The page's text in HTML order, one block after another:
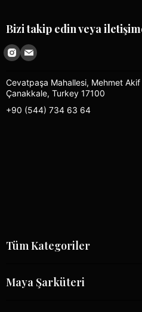
Bizi takip edin veya
Cevatpaşa Mahallesi, Mehmet
Çanakkale, Turkey 17100
+90 (544) 734 63 64
Tüm Kategoriler
Maya Şarküteri